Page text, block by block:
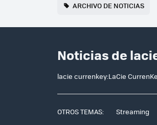
ARCHIVO DE NOTICIAS
Noticias de
lacie currenkey:LaCie
OTROS TEMAS: Streaming